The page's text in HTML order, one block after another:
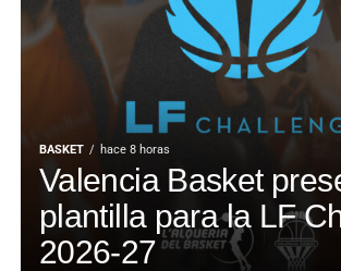
BASKET hace 8 horas
Valencia Basket
plantilla para la LF
2026-27